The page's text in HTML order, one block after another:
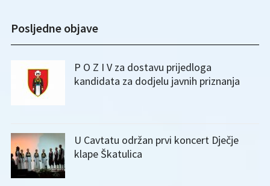
Posljedne objave
P O Z I V za dostavu prijedloga
kandidata za dodjelu javnih priznanja
U Cavtatu održan prvi koncert Dječje
klape Škatulica